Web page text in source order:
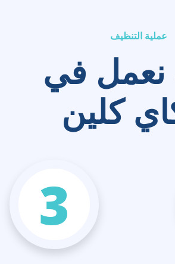
عملية التنظيف
في
كلين
3